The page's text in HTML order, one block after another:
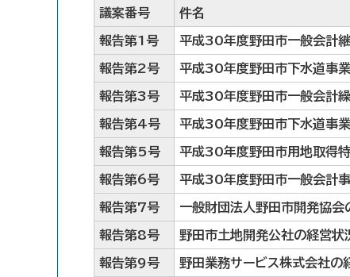
議案番号 件名
報告第1号 平成30年度野田市一般会計
報告第2号 平成30年度野田市下水道事
報告第3号 平成30年度野田市一般会計
報告第4号 平成30年度野田市下水道事
報告第5号 平成30年度野田市用地取得
報告第6号 平成30年度野田市一般会計
報告第7号 一般財団法人野田市開発協会
報告第8号 野田市土地開発公社の経営状
報告第9号 野田業務サービス株式会社の